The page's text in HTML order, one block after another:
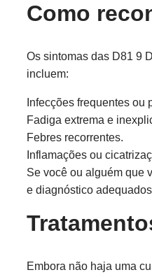
Como
Os sintomas das D81 9
incluem:
Infecções frequentes ou
Fadiga extrema e
Febres recorrentes.
Inflamações ou
Se você ou alguém que
e diagnóstico
Embora não haja uma